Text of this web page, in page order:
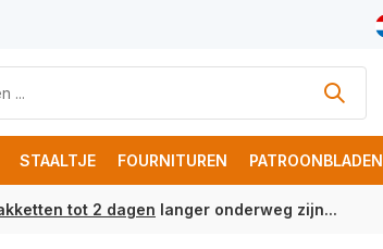
€ 5,95
STAALTJE FOURNITUREN PATROONBLADEN
tot 2 dagen langer onderweg zijn...